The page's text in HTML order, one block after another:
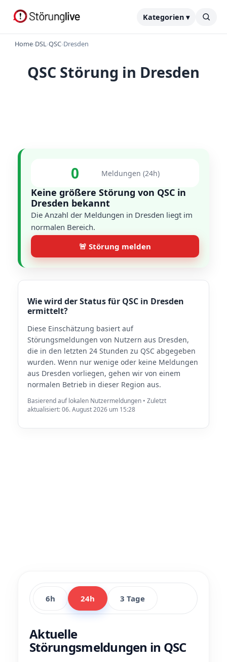
Kategorien ▾
Home›DSL›QSC›Dresden
QSC Störung in Dresden
0 Meldungen (24h)
Keine größere Störung von QSC in
Dresden bekannt
Die Anzahl der Meldungen in Dresden liegt im
normalen Bereich.
🚨 Störung melden
Wie wird der Status für QSC in Dresden
ermittelt?
Diese Einschätzung basiert auf
Störungsmeldungen von Nutzern aus Dresden,
die in den letzten 24 Stunden zu QSC abgegeben
wurden. Wenn nur wenige oder keine Meldungen
aus Dresden vorliegen, gehen wir von einem
normalen Betrieb in dieser Region aus.
Basierend auf lokalen Nutzermeldungen • Zuletzt
aktualisiert: 06. August 2026 um 15:28
6h 24h 3 Tage
Aktuelle
Störungsmeldungen in QSC